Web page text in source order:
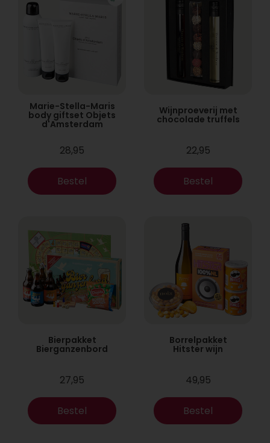
Marie-Stella-Maris
body giftset Objets
d'Amsterdam
28,95
Bestel
Wijnproeverij met
chocolade truffels
22,95
Bestel
Bierpakket
Bierganzenbord
27,95
Bestel
Borrelpakket
Hitster wijn
49,95
Bestel